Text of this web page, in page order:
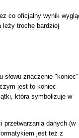
co oficjalny wynik
leży trochę bardziej
słowu znaczenie
jest to koniec
która symbolizuje w
przetwarzania danych (w
jest też z